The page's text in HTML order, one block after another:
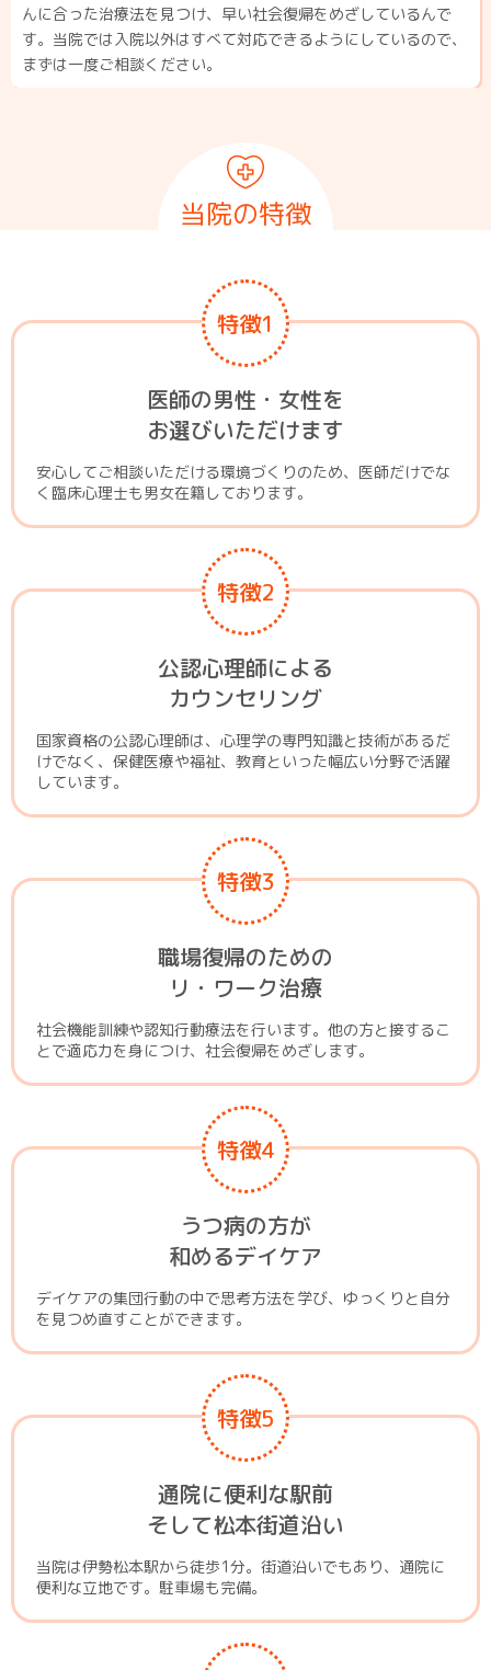
んに合った治療法を見つけ、早い社会復帰をめざしているんで
す。当院では入院以外はすべて対応できるようにしているので、
まずは一度ご相談ください。
当院の特徴
特徴1
医師の男性・女性を
お選びいただけます
安心してご相談いただける環境づくりのため、医師だけでな
く臨床心理士も男女在籍しております。
特徴2
公認心理師による
カウンセリング
国家資格の公認心理師は、心理学の専門知識と技術があるだ
けでなく、保健医療や福祉、教育といった幅広い分野で活躍
しています。
特徴3
職場復帰のための
リ・ワーク治療
社会機能訓練や認知行動療法を行います。他の方と接するこ
とで適応力を身につけ、社会復帰をめざします。
特徴4
うつ病の方が
和めるデイケア
デイケアの集団行動の中で思考方法を学び、ゆっくりと自分
を見つめ直すことができます。
特徴5
通院に便利な駅前
そして松本街道沿い
当院は伊勢松本駅から徒歩1分。街道沿いでもあり、通院に
便利な立地です。駐車場も完備。